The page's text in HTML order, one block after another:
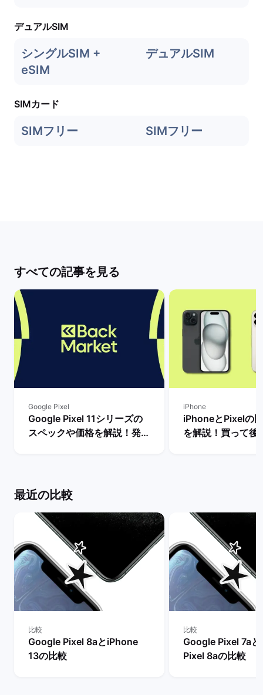
デュアルSIM
シングルSIM +
eSIM
デュアルSIM
SIMカード
SIMフリー SIMフリー
すべての記事を見る
Google Pixel
Google Pixel 11シリーズの
スペックや価格を解説！発売
iPhone
iPhoneとPixelの
を解説！買って後
最近の比較
比較
Google Pixel 8aとiPhone
13の比較
比較
Google Pixel 7a
Pixel 8aの比較